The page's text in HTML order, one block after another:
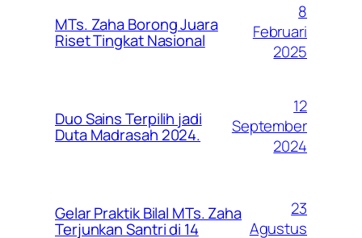
MTs. Zaha Borong Juara
Riset Tingkat Nasional
8
Februari
2025
Duo Sains Terpilih jadi
Duta Madrasah 2024.
12
September
2024
Gelar Praktik Bilal MTs. Zaha
Terjunkan Santri di 14
23
Agustus